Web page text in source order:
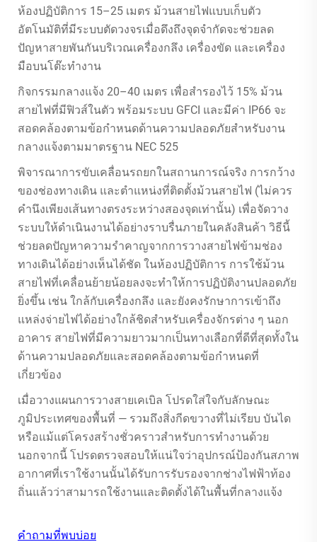
ห้องปฏิบัติการ 15–25 เมตร ม้วนสายไฟแบบเก็บตัว
อัตโนมัติที่มีระบบตัดวงจรเมื่อดึงถึงจุดจำกัดจะช่วยลด
ปัญหาสายพันกันบริเวณเครื่องกลึง เครื่องขัด และเครื่อง
มือบนโต๊ะทำงาน
กิจกรรมกลางแจ้ง 20–40 เมตร เพื่อสำรองไว้ 15% ม้วน
สายไฟที่มีฟิวส์ในตัว พร้อมระบบ GFCI และมีค่า IP66 จะ
สอดคล้องตามข้อกำหนดด้านความปลอดภัยสำหรับงาน
กลางแจ้งตามมาตรฐาน NEC 525
พิจารณาการขับเคลื่อนรถยกในสถานการณ์จริง การกว้าง
ของช่องทางเดิน และตำแหน่งที่ติดตั้งม้วนสายไฟ (ไม่ควร
คำนึงเพียงเส้นทางตรงระหว่างสองจุดเท่านั้น) เพื่อจัดวาง
ระบบให้ดำเนินงานได้อย่างราบรื่นภายในคลังสินค้า วิธีนี้
ช่วยลดปัญหาความรำคาญจากการวางสายไฟข้ามช่อง
ทางเดินได้อย่างเห็นได้ชัด ในห้องปฏิบัติการ การใช้ม้วน
สายไฟที่เคลื่อนย้ายน้อยลงจะทำให้การปฏิบัติงานปลอดภัย
ยิ่งขึ้น เช่น ใกล้กับเครื่องกลึง และยังคงรักษาการเข้าถึง
แหล่งจ่ายไฟได้อย่างใกล้ชิดสำหรับเครื่องจักรต่าง ๆ นอก
อาคาร สายไฟที่มีความยาวมากเป็นทางเลือกที่ดีที่สุดทั้งใน
ด้านความปลอดภัยและสอดคล้องตามข้อกำหนดที่
เกี่ยวข้อง
เมื่อวางแผนการวางสายเคเบิล โปรดใส่ใจกับลักษณะ
ภูมิประเทศของพื้นที่ — รวมถึงสิ่งกีดขวางที่ไม่เรียบ บันได
หรือแม้แต่โครงสร้างชั่วคราวสำหรับการทำงานด้วย
นอกจากนี้ โปรดตรวจสอบให้แน่ใจว่าอุปกรณ์ป้องกันสภาพ
อากาศที่เราใช้งานนั้นได้รับการรับรองจากช่างไฟฟ้าท้อง
ถิ่นแล้วว่าสามารถใช้งานและติดตั้งได้ในพื้นที่กลางแจ้ง
คำถามที่พบบ่อย